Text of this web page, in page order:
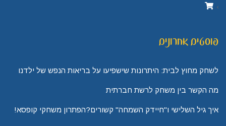
פוסטים אחרונים
לשחק מחוץ לבית: היתרונות שישפיעו על בריאות הנפש של ילדנו
מה הקשר בין משחק לרשת חברתית
איך גיל השלישי ו"חיידק השמחה" קשורים?הפתרון משחקי קופסא!